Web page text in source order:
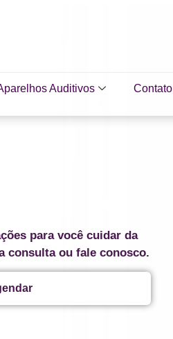
Auditivos Contato
para você cuidar da
consulta ou fale conosco.